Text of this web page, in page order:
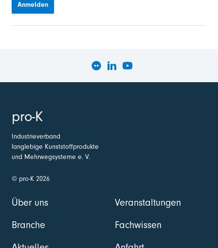
Anmelden
pro-K
Industrieverband
langlebige Kunststoffprodukte
und Mehrwegsysteme e. V.
© pro-K 2026
Über uns
Branche
Veranstaltungen
Fachwissen